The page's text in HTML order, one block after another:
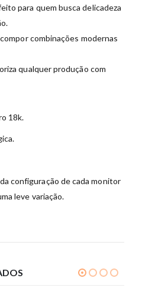
para quem busca delicadeza
combinações modernas
qualquer produção com
18k.
configuração de cada monitor
leve variação.